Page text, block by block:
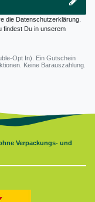
die Datenschutzerklärung.
findest Du in unserem
Opt In). Ein Gutschein
Keine Barauszahlung.
Verpackungs- und